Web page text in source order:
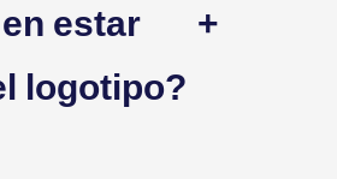
estar
logotipo?
+